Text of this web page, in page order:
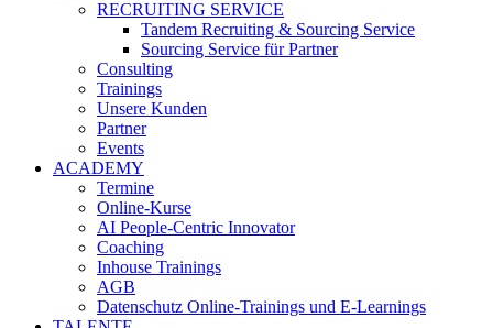
RECRUITING SERVICE
Tandem Recruiting & Sourcing Service
Sourcing Service für Partner
Consulting
Trainings
Unsere Kunden
Partner
Events
ACADEMY
Termine
Online-Kurse
AI People-Centric Innovator
Coaching
Inhouse Trainings
AGB
Datenschutz Online-Trainings und E-Learnings